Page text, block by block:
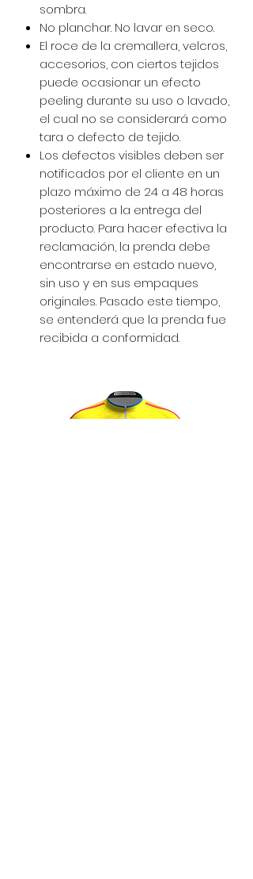
sombra.
No planchar. No lavar en seco.
El roce de la cremallera, velcros,
accesorios, con ciertos tejidos
puede ocasionar un efecto
peeling durante su uso o lavado,
el cual no se considerará como
tara o defecto de tejido.
Los defectos visibles deben ser
notificados por el cliente en un
plazo máximo de 24 a 48 horas
posteriores a la entrega del
producto. Para hacer efectiva la
reclamación, la prenda debe
encontrarse en estado nuevo,
sin uso y en sus empaques
originales. Pasado este tiempo,
se entenderá que la prenda fue
recibida a conformidad.